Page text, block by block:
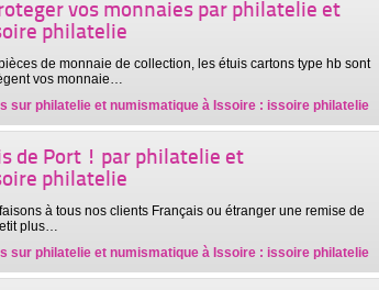
vos monnaies par philatelie et
philatelie
de monnaie de collection, les étuis cartons type hb sont
vos monnaie…
sur philatelie et numismatique à Issoire : issoire philatelie
de Port ! par philatelie et
philatelie
à tous nos clients Français ou étranger une remise de
plus…
sur philatelie et numismatique à Issoire : issoire philatelie